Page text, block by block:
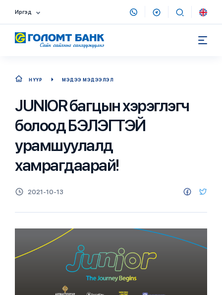
Иргэд
НҮҮР МЭДЭЭ МЭДЭЭЛЭЛ
JUNIOR багцын хэрэглэгч
болоод БЭЛЭГТЭЙ
урамшуулалд
хамрагдаарай!
2021-10-13